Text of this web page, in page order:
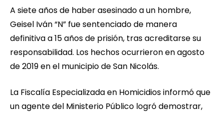
A siete años de haber asesinado a un hombre,
Geisel Iván “N” fue sentenciado de manera
definitiva a 15 años de prisión, tras acreditarse su
responsabilidad. Los hechos ocurrieron en agosto
de 2019 en el municipio de San Nicolás.
La Fiscalía Especializada en Homicidios informó que
un agente del Ministerio Público logró demostrar,